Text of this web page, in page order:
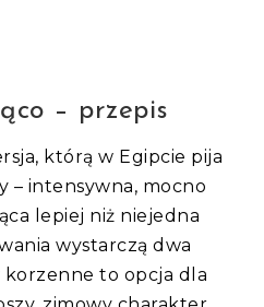
– przepis
którą w Egipcie pija
– intensywna, mocno
lepiej niż niejedna
wystarczą dwa
korzenne to opcja dla